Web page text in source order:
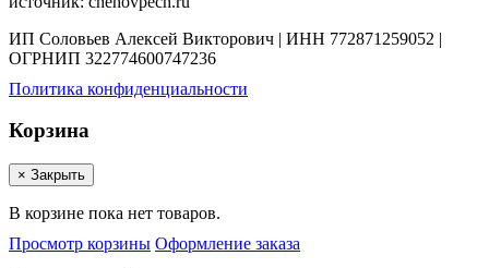
ИП Соловьев Алексей Викторович | ИНН 772871259052 |
ОГРНИП 322774600747236
Политика конфиденциальности
Корзина
× Закрыть
В корзине пока нет товаров.
Просмотр корзины Оформление заказа